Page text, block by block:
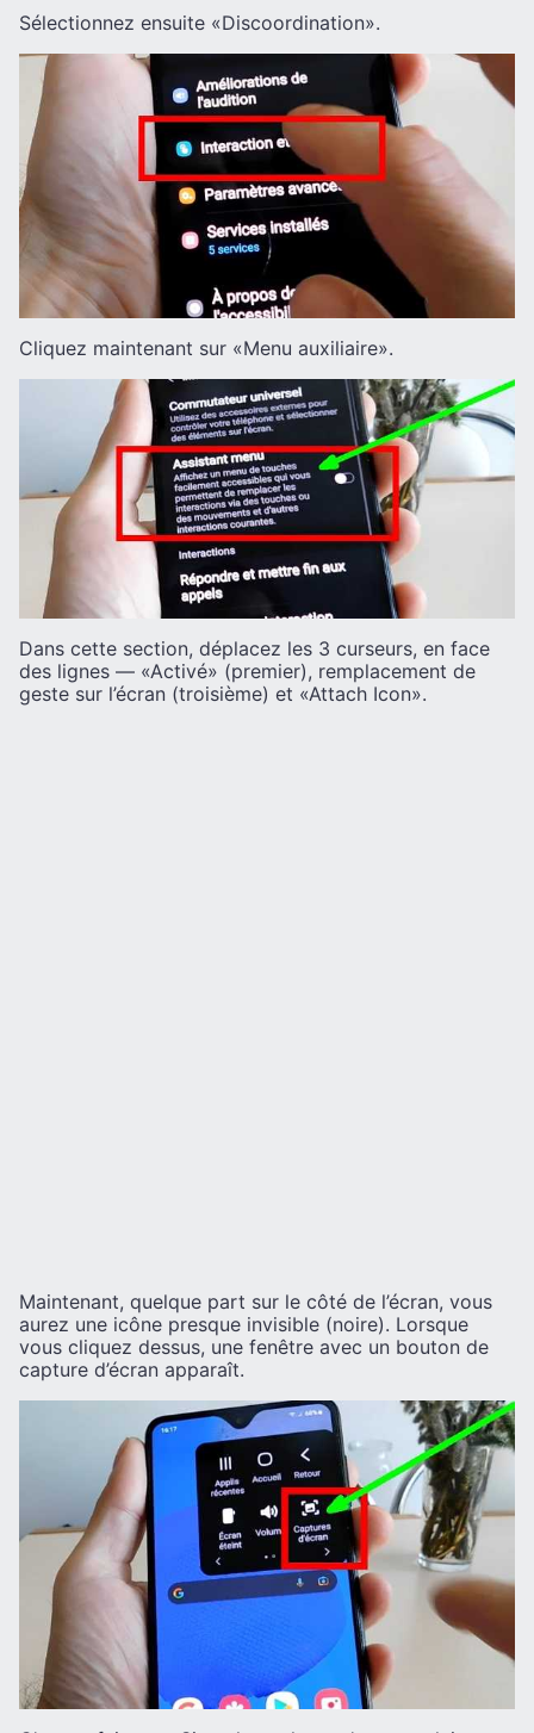
Sélectionnez ensuite «Discoordination».
Cliquez maintenant sur «Menu auxiliaire».
Dans cette section, déplacez les 3 curseurs, en face
des lignes — «Activé» (premier), remplacement de
geste sur l’écran (troisième) et «Attach Icon».
Maintenant, quelque part sur le côté de l’écran, vous
aurez une icône presque invisible (noire). Lorsque
vous cliquez dessus, une fenêtre avec un bouton de
capture d’écran apparaît.